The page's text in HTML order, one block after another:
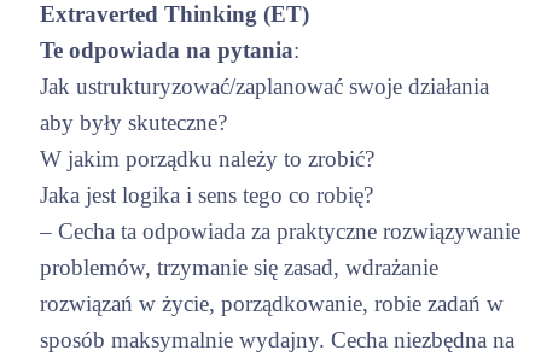
Extraverted Thinking (ET)
Te odpowiada na pytania:
Jak ustrukturyzować/zaplanować swoje działania
aby były skuteczne?
W jakim porządku należy to zrobić?
Jaka jest logika i sens tego co robię?
– Cecha ta odpowiada za praktyczne rozwiązywanie
problemów, trzymanie się zasad, wdrażanie
rozwiązań w życie, porządkowanie, robie zadań w
sposób maksymalnie wydajny. Cecha niezbędna na